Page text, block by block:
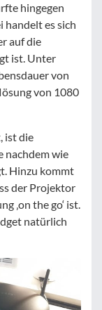
hingegen
handelt es sich
auf die
ist. Unter
von
von 1080
ist die
nachdem wie
Hinzu kommt
der Projektor
‚on the go‘ ist.
natürlich